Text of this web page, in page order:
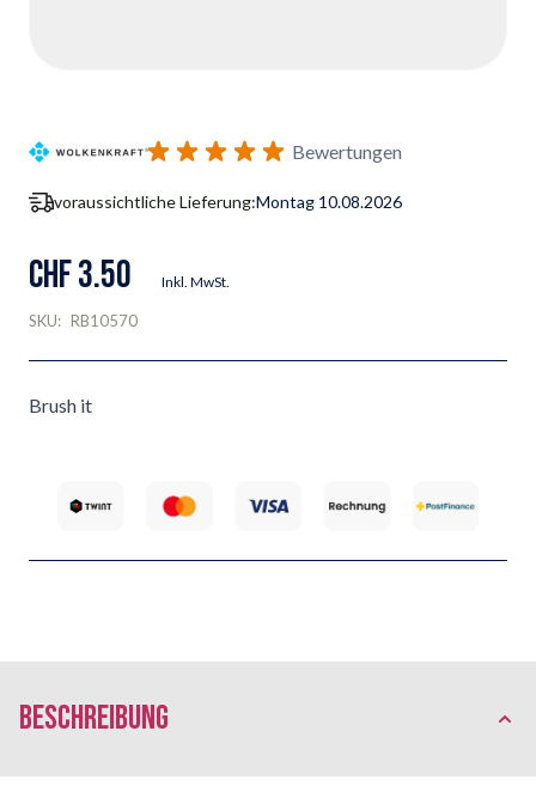
Bewertungen
voraussichtliche Lieferung:Montag 10.08.2026
CHF 3.50 Inkl. MwSt.
SKU: RB10570
Brush it
Beschreibung